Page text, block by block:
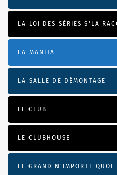
LA LOI DES SÉRIES S'LA
LA MANITA
LA SALLE DE DÉMONTAGE
LE CLUB
LE CLUBHOUSE
LE GRAND N’IMPORTE QUOI